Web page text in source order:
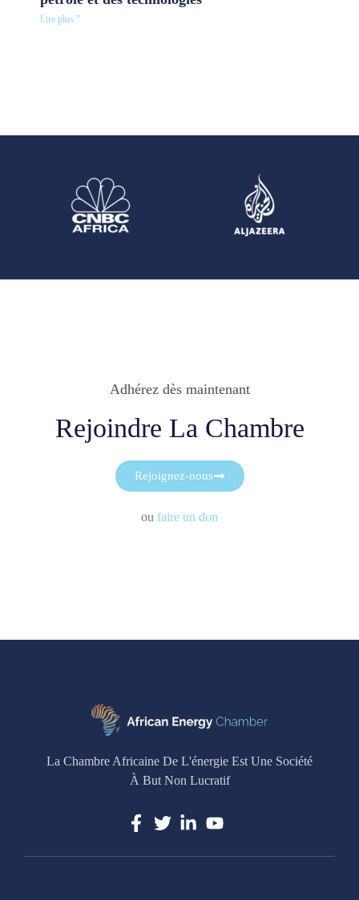
Lire plus "
Adhérez dès maintenant
Rejoindre La Chambre
Rejoignez-nous
ou faire un don
La Chambre Africaine De L'énergie Est Une Société
À But Non Lucratif